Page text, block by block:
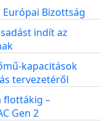
Bizottság
indít az
kapacitások
tervezetéről
flottákig –
Gen 2